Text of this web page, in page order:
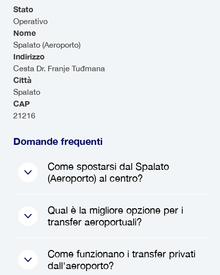
Stato
Operativo
Nome
Spalato (Aeroporto)
Indirizzo
Cesta Dr. Franje Tuđmana
Città
Spalato
CAP
21216
Domande frequenti
Come spostarsi dal Spalato
(Aeroporto) al centro?
Per arrivare da Spalato
(Aeroporto) al centro città, un
privato, puoi godere della
comodità di un viaggio pre-
Qual è la migliore opzione per i
transfer aeroportuali?
La migliore opzione per i
transfer aeroportuali dipende
Come funzionano i transfer privati
dall'aeroporto?